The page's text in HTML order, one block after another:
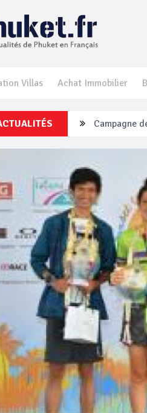
Villas Achat Immobilier
Un touriste
Phuket
‘Phuket
Phuket
Campagne